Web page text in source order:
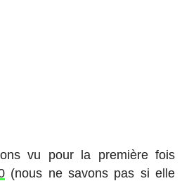
vu pour la première fois
(nous ne savons pas si elle